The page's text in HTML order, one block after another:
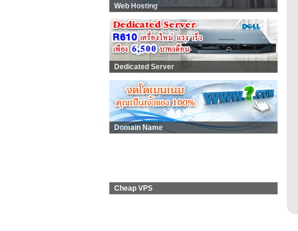
Web Hosting
Dedicated Server
Domain Name
Cheap VPS